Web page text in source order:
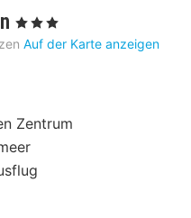
2
Nächte
, 3 Sterne
Auf der Karte anzeigen
Zentrum